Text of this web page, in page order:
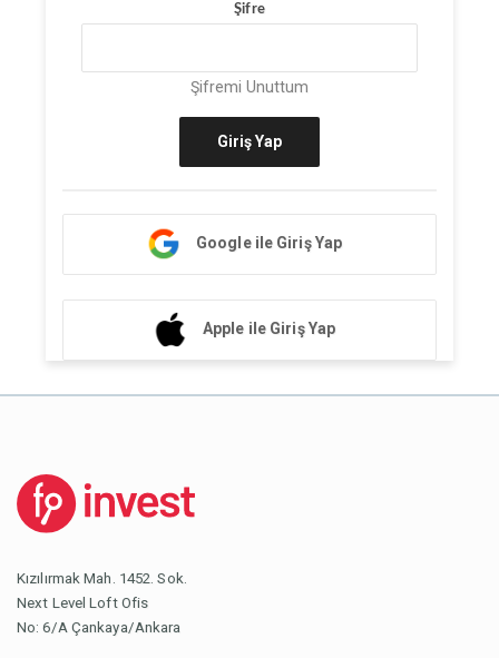
Şifre
Şifremi Unuttum
Giriş Yap
Google ile Giriş Yap
Apple ile Giriş Yap
Kızılırmak Mah. 1452. Sok.
Next Level Loft Ofis
No: 6/A Çankaya/Ankara